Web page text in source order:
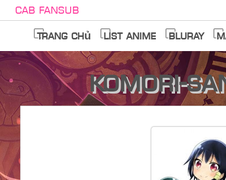
Cab Fansub
Trang chủ List anime Bluray
Komori-